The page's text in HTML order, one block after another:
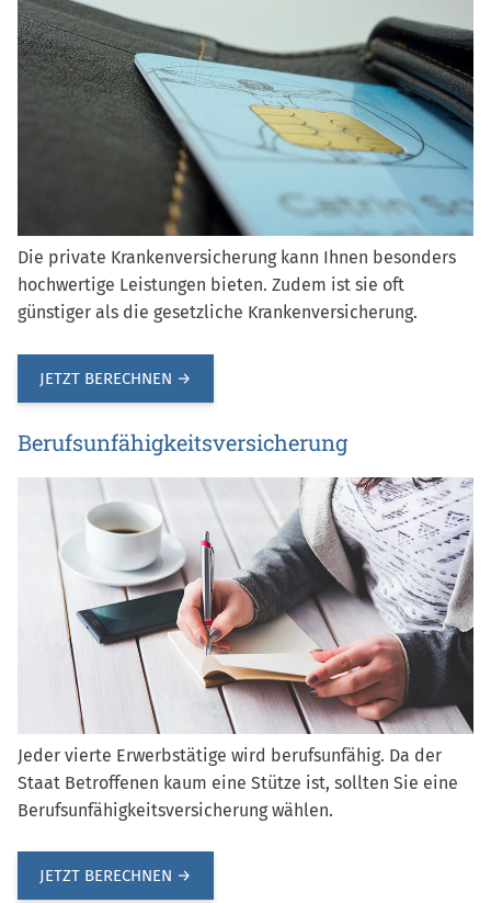
Die private Krankenversicherung kann Ihnen besonders
hochwertige Leistungen bieten. Zudem ist sie oft
günstiger als die gesetzliche Krankenversicherung.
JETZT BERECHNEN →
Berufsunfähigkeits­versicherung
Jeder vierte Erwerbstätige wird berufsunfähig. Da der
Staat Betroffenen kaum eine Stütze ist, sollten Sie eine
Berufsunfähigkeitsversicherung wählen.
JETZT BERECHNEN →